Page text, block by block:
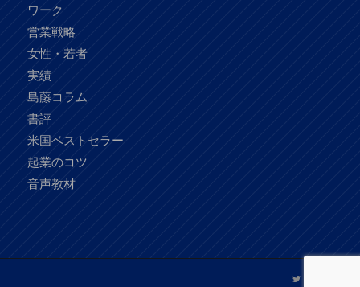
ワーク
営業戦略
女性・若者
実績
島藤コラム
書評
米国ベストセラー
起業のコツ
音声教材